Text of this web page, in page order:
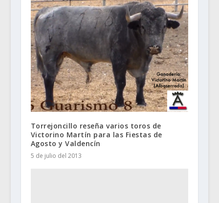
Torrejoncillo reseña varios toros de
Victorino Martín para las Fiestas de
Agosto y Valdencín
5 de julio del 2013